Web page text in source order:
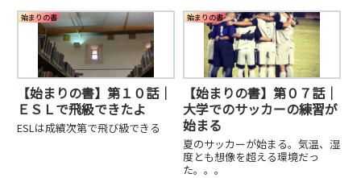
日、Thanksgiving day だ。
始まりの書
【始まりの書】第１０話｜
ＥＳＬで飛級できたよ
ESLは成績次第で飛び級できる
始まりの書
【始まりの書】第０７話｜
大学でのサッカーの練習が
始まる
夏のサッカーが始まる。気温、湿
度とも想像を超える環境だっ
た。。。